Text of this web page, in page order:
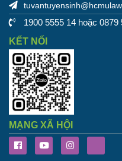
1900 5555 14 hoặc 0879
KẾT NỐI
MẠNG XÃ HỘI